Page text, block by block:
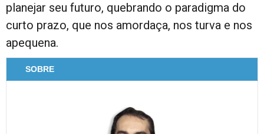
planejar seu futuro, quebrando o paradigma do
curto prazo, que nos amordaça, nos turva e nos
apequena.
SOBRE